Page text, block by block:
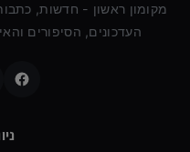
מקומון ראשון - חדשות,
העדכונים, הסיפורים